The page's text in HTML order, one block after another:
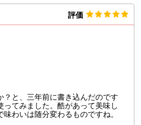
評価
と、三年前に書き込んだのです
てみました。酷があって美味し
わいは随分変わるものですね。